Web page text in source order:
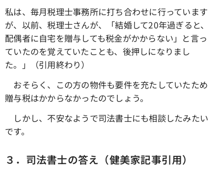
私は、毎月税理士事務所に打ち合わせに行っています
が、以前、税理士さんが、「結婚して20年過ぎると、
配偶者に自宅を贈与しても税金がかからない」と言っ
ていたのを覚えていたことも、後押しになりまし
た。」（引用終わり）
おそらく、この方の物件も要件を充たしていたため
贈与税はかからなかったのでしょう。
しかし、不安なようで司法書士にも相談したみたい
です。
３．司法書士の答え（健美家記事引用）